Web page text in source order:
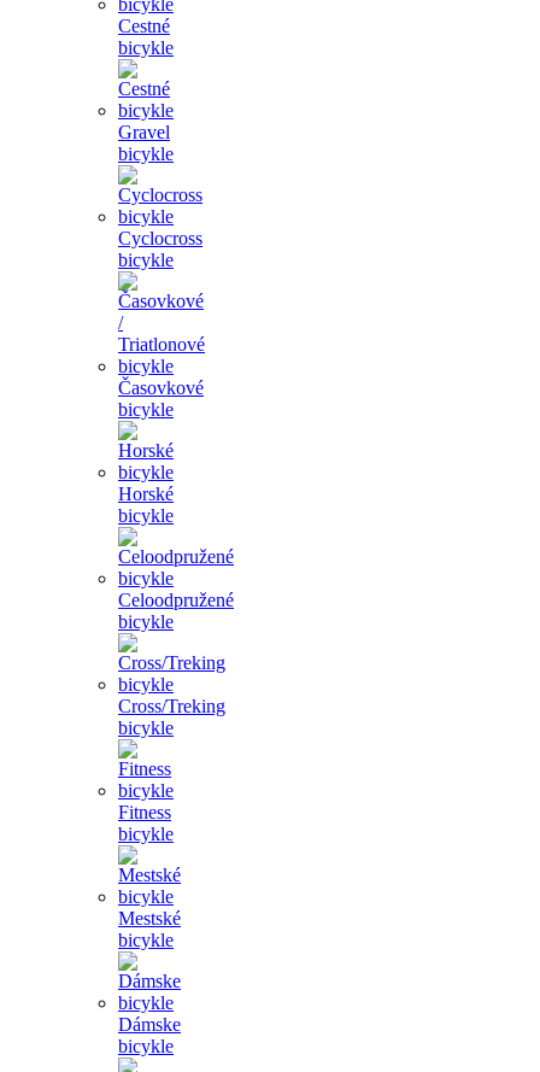
Cestné
bicykle
Gravel
bicykle
Cyclocross
bicykle
Časovkové
bicykle
Horské
bicykle
Celoodpružené
bicykle
Cross/Treking
bicykle
Fitness
bicykle
Mestské
bicykle
Dámske
bicykle